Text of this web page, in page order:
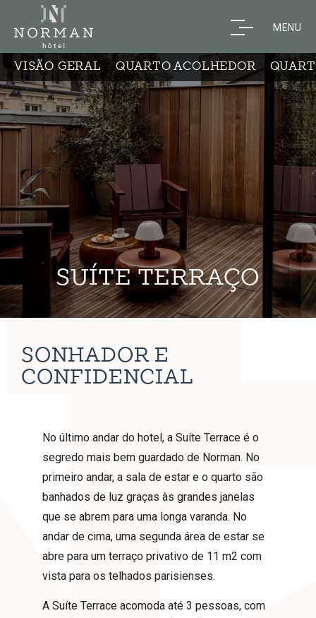
MENU
VISÃO GERAL QUARTO ACOLHEDOR
SUÍTE TERRAÇO
SONHADOR E
CONFIDENCIAL
No último andar do hotel, a Suíte Terrace é o
segredo mais bem guardado de Norman. No
primeiro andar, a sala de estar e o quarto são
banhados de luz graças às grandes janelas
que se abrem para uma longa varanda. No
andar de cima, uma segunda área de estar se
abre para um terraço privativo de 11 m2 com
vista para os telhados parisienses.
A Suíte Terrace acomoda até 3 pessoas, com